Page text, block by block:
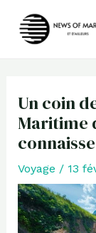
Un coin
Maritime
Voyage / 13